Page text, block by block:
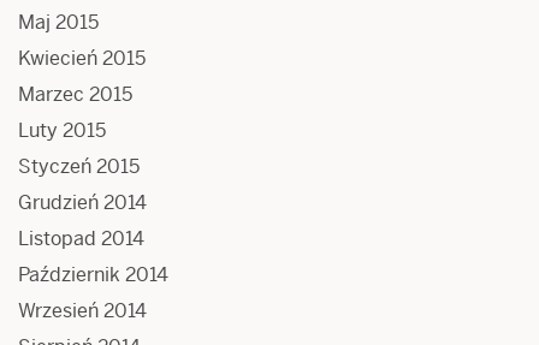
Maj 2015
Kwiecień 2015
Marzec 2015
Luty 2015
Styczeń 2015
Grudzień 2014
Listopad 2014
Październik 2014
Wrzesień 2014